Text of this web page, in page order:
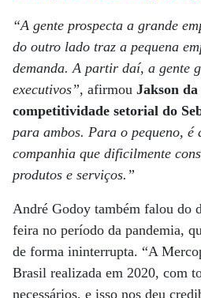
“A gente prospecta a grande
do outro lado traz a pequena
demanda. A partir daí, a gente
executivos”, afirmou Jakson
competitividade setorial do
para ambos. Para o pequeno, é
companhia que dificilmente
produtos e serviços.”
André Godoy também falou do
feira no período da pandemia,
de forma ininterrupta. “A
Brasil realizada em 2020, com
necessários, e isso nos deu